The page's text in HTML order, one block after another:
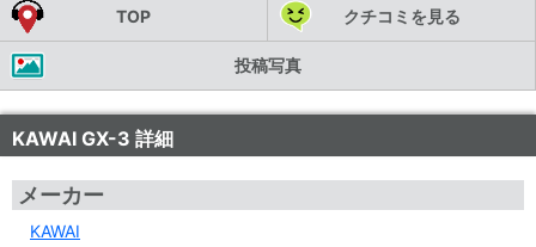
TOP クチコミを見る
投稿写真
KAWAI GX-3 詳細
メーカー
KAWAI